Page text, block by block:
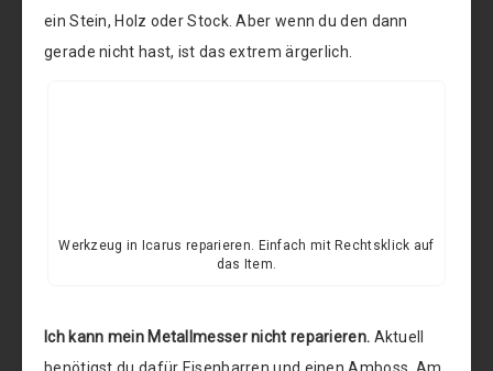
ein Stein, Holz oder Stock. Aber wenn du den dann
gerade nicht hast, ist das extrem ärgerlich.
Werkzeug in Icarus reparieren. Einfach mit Rechtsklick auf
das Item.
Ich kann mein Metallmesser nicht reparieren. Aktuell
benötigst du dafür Eisenbarren und einen Amboss. Am